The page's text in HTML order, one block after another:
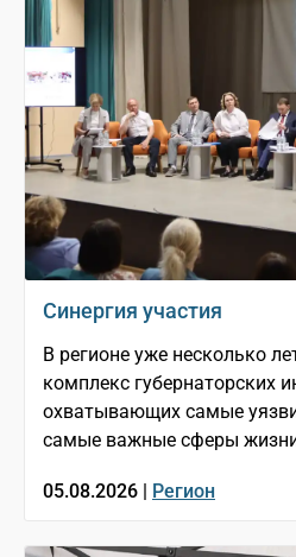
Синергия участия
В регионе уже несколько
комплекс губернаторских
охватывающих самые
самые важные сферы
05.08.2026 | Регион